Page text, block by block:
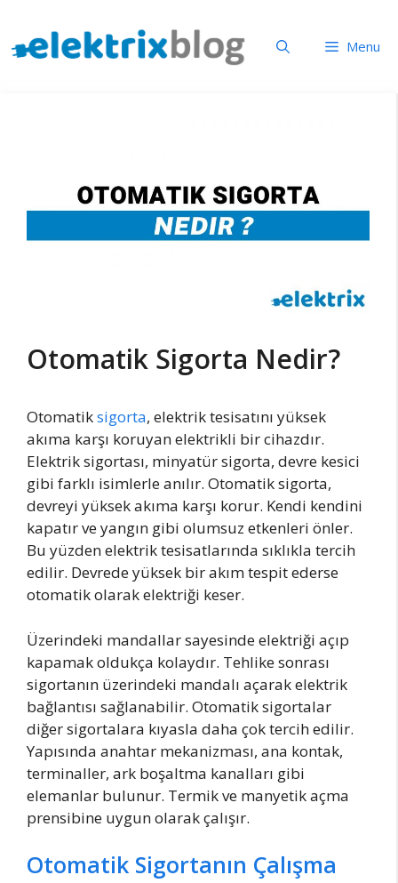
Menu
Otomatik Sigorta Nedir?
Otomatiksigorta, elektrik tesisatını yüksek
akıma karşı koruyan elektrikli bir cihazdır.
Elektrik sigortası, minyatür sigorta, devre kesici
gibi farklı isimlerle anılır. Otomatik sigorta,
devreyi yüksek akıma karşı korur. Kendi kendini
kapatır ve yangın gibi olumsuz etkenleri önler.
Bu yüzden elektrik tesisatlarında sıklıkla tercih
edilir. Devrede yüksek bir akım tespit ederse
otomatik olarak elektriği keser.
Üzerindeki mandallar sayesinde elektriği açıp
kapamak oldukça kolaydır. Tehlike sonrası
sigortanın üzerindeki mandalı açarak elektrik
bağlantısı sağlanabilir. Otomatik sigortalar
diğer sigortalara kıyasla daha çok tercih edilir.
Yapısında anahtar mekanizması, ana kontak,
terminaller, ark boşaltma kanalları gibi
elemanlar bulunur. Termik ve manyetik açma
prensibine uygun olarak çalışır.
Otomatik Sigortanın Çalışma